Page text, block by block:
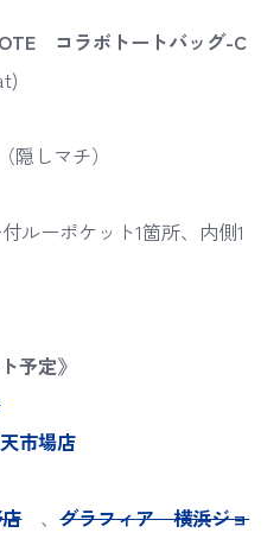
コラボトートバッグ-C
しマチ）
ルーポケット1箇所、内側1
予定》
市場店
、グラフィア 横浜ジョ